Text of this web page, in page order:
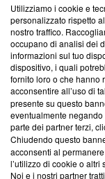
Questa sezione
News, sui nostri
creare news di
‘Trust Project -
ancora membro
parte; Trust
conformità agli
Su di noi
Team editoriale
Utilizziamo i cookie e
personalizzato rispetto
nostro traffico.
occupano di analisi dei
informazioni sul tuo
dispositivo, i quali
fornito loro o che hanno
acconsentire all’uso di
presente su questo
eventualmente
parte dei partner terzi,
Chiudendo questo
acconsenti al
l’utilizzo di cookie o altri
Noi e i nostri partner